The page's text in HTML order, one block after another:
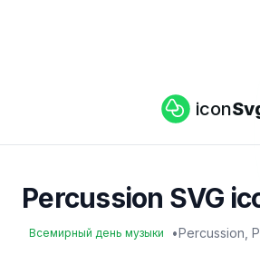
icon
Percussion SVG
Всемирный день музыки •Percussion,